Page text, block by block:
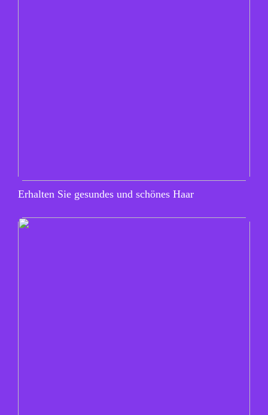
Erhalten Sie gesundes und schönes Haar